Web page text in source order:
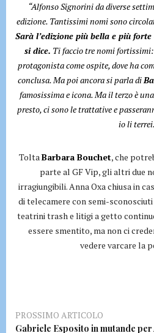
“Alfonso Signorini da diverse
edizione. Tantissimi nomi sono
Sarà l’edizione più bella e più
si dice. Ti faccio tre nomi
protagonista come ospite, dove ha
conclusa. Ma poi ancora si parla di
famosissima e icona. Ma il terzo è
presto, ci sono le trattative e
io li terrei.
ToltaBarbara Bouchet, che
parte al GF Vip, gli altri due
irragiungibili. Anna Oxa chiusa in
di telecamere con semi-
teatrini trash e litigi a getto
essere smentito, ma non ci
vedere varcare la
PROSSIMO ARTICOLO
Gabriele Esposito in mutande